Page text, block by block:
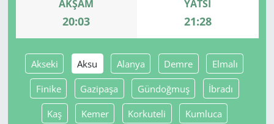
AKŞAM
20:03
YATSI
21:28
Akseki Aksu Alanya Demre Elmalı
Finike Gazipaşa Gündoğmuş İbradı
Kaş Kemer Korkuteli Kumluca